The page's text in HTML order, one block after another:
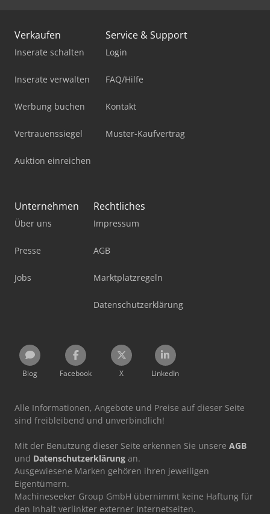
Verkaufen
Inserate schalten
Inserate verwalten
Werbung buchen
Vertrauenssiegel
Auktion einreichen
Service & Support
Login
FAQ/Hilfe
Kontakt
Muster-Kaufvertrag
Unternehmen
Über uns
Presse
Jobs
Rechtliches
Impressum
AGB
Marktplatzregeln
Datenschutzerklärung
Blog Facebook X LinkedIn
Alle Informationen, Angebote und Preise auf dieser Seite
sind freibleibend und unverbindlich!
Mit der Benutzung dieser Seite erkennen Sie unsere AGB
und Datenschutzerklärung an.
Ausgewiesene Marken gehören ihren jeweiligen
Eigentümern.
Machineseeker Group GmbH übernimmt keine Haftung für
den Inhalt verlinkter externer Internetseiten.